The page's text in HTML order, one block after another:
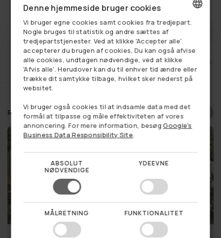
Se alt: Dekoration, Diverse haveliv,Diverse Krukker,Få på lager
Haveliv ,Kurve til opbevaring
Normalpris
599,00 kr
Udsalgspris
499,00 kr
FÅ BESKED NÅR VAREN ER PÅ LAGER
Fri fragt ved køb over 749,- 14 dages
Relaterede produkter
Plantekurve Nature – 3
Plantekurve DARK RATTAN
Vælg et produkt, og se om du
har vundet en rabat
Nej tak, luk pop up
DANISH
GERMAN
NORWEGIAN
SWEDISH
Denne hjemmeside bruger cookies
Vi bruger egne cookies samt cookies fra tredjepart.
Nogle bruges til statistik og andre sættes af
tredjepartstjenester. Ved at klikke 'Accepter alle'
accepterer du brugen af cookies. Du kan også afvise
alle cookies, undtagen nødvendige, ved at klikke
'Afvis alle'. Herudover kan du til enhver tid ændre eller
trække dit samtykke tilbage, hvilket sker nederst på
websitet.
Vi bruger også cookies til at indsamle data med det
formål at tilpasse og måle effektiviteten af vores
annoncering. For mere information, besøg Google's
Business Data Responsibility Site.
ABSOLUT
NØDVENDIGE
YDEEVNE
MÅLRETNING FUNKTIONALITET